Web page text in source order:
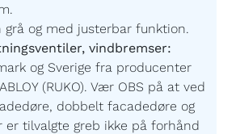
grå og med justerbar funktion.
vindbremser:
og Sverige fra producenter
(RUKO). Vær OBS på at ved
dobbelt facadedøre og
er tilvalgte greb ikke på forhånd